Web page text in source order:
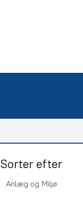
Sorter efter
Anlæg og Miljø